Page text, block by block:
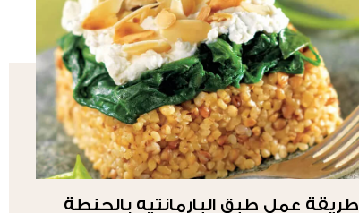
طريقة عمل طبق البارمانتيه بالحنطة